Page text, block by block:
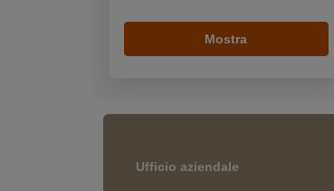
Mostra
Ufficio aziendale